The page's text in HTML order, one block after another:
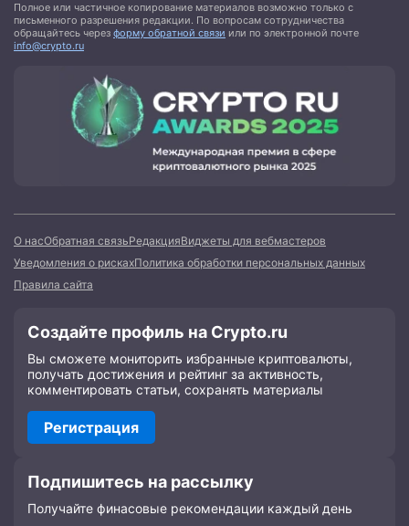
Полное или частичное копирование материалов возможно только с
письменного разрешения редакции. По вопросам сотрудничества
обращайтесь через форму обратной связи или по электронной почте
info@crypto.ru
О насОбратная связьРедакцияВиджеты для вебмастеров
Уведомления о рискахПолитика обработки персональных данных
Правила сайта
Создайте профиль на Crypto.ru
Вы сможете мониторить избранные криптовалюты,
получать достижения и рейтинг за активность,
комментировать статьи, сохранять материалы
Регистрация
Подпишитесь на рассылку
Получайте финасовые рекомендации каждый день